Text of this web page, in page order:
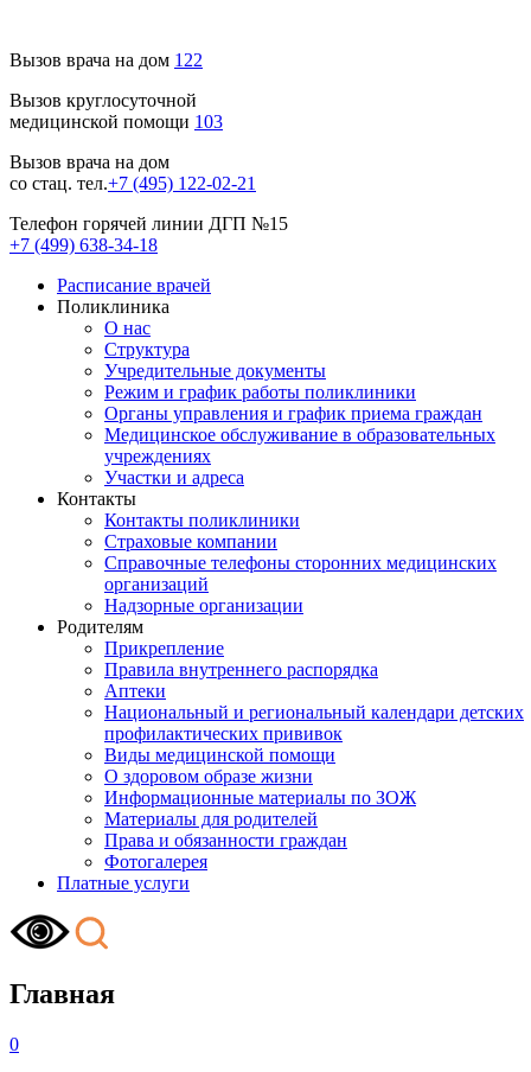
Вызов врача на дом 122
Вызов круглосуточной
медицинской помощи 103
Вызов врача на дом
со стац. тел.+7 (495) 122-02-21
Телефон горячей линии ДГП №15
+7 (499) 638-34-18
Расписание врачей
Поликлиника
О нас
Структура
Учредительные документы
Режим и график работы поликлиники
Органы управления и график приема граждан
Медицинское обслуживание в образовательных
учреждениях
Участки и адреса
Контакты
Контакты поликлиники
Страховые компании
Справочные телефоны сторонних медицинских
организаций
Надзорные организации
Родителям
Прикрепление
Правила внутреннего распорядка
Аптеки
Национальный и региональный календари детских
профилактических прививок
Виды медицинской помощи
О здоровом образе жизни
Информационные материалы по ЗОЖ
Материалы для родителей
Права и обязанности граждан
Фотогалерея
Платные услуги
Главная
0